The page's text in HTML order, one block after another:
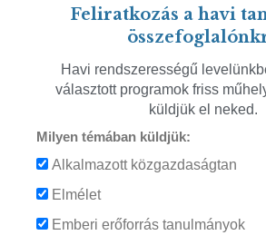
Feliratkozás a havi
Havi rendszerességű
választott programok friss
küldjük el neked.
Milyen témában küldjük:
Alkalmazott közgazdaságtan
Elmélet
Emberi erőforrás tanulmányok